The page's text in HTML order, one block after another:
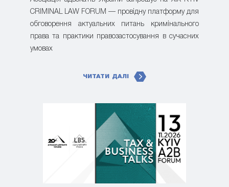
CRIMINAL LAW FORUM — провідну платформу для
обговорення актуальних питань кримінального
права та практики правозастосування в сучасних
умовах
ЧИТАТИ ДАЛІ